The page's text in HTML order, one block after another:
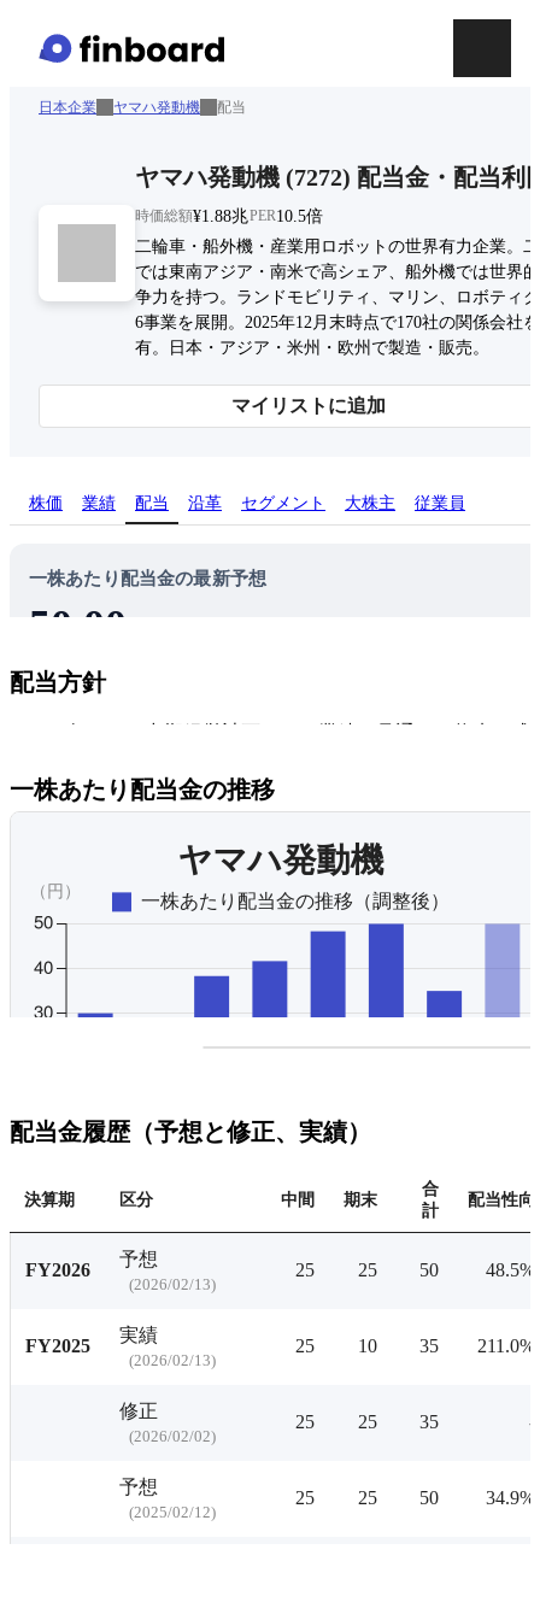
日本企業 ヤマハ発動機 配当
ヤマハ発動機 (7272) 配当金・配当利
時価総額¥1.88兆PER10.5倍
二輪車・船外機・産業用ロボットの世界有力企業。
では東南アジア・南米で高シェア、船外機では世界
争力を持つ。ランドモビリティ、マリン、ロボティ
6事業を展開。2025年12月末時点で170社の関係会社
有。日本・アジア・米州・欧州で製造・販売。
マイリストに追加
株価 業績 配当 沿革 セグメント 大株主 従業員
一株あたり配当金の最新予想
50.00
ヤマハ発動機の株を100株買うと、年間5,000円の配当金が貰
2.7%
配当方針
る。キャッシュ・フローの規模に応じて機動的な株主還元
施し、中期経営計画期間累計で総還元性向40％以上を基本
とし、年2回配当を実施している。
オリジナルを見る
一株あたり配当金の推移
プレミアム会員にご登録
配当利回りの推移にアクセ
配当金履歴（予想と修正、実績）
決算期 区分 中間 期末
合
計
配当性向
FY2026
予想
(2026/02/13)
25 25 50 48.5%
FY2025
実績
(2026/02/13)
25 10 35 211.0%
修正
(2026/02/02)
25 25 35 -
予想
(2025/02/12)
25 25 50 34.9%